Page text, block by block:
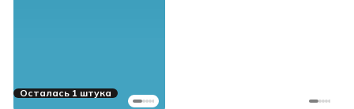
Осталась 1 штука